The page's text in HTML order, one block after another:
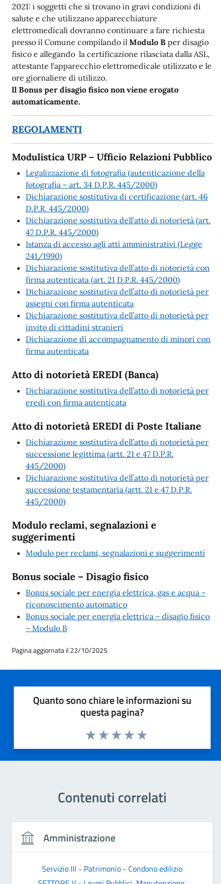
2021: i soggetti che si trovano in gravi condizioni di
salute e che utilizzano apparecchiature
elettromedicali dovranno continuare a fare richiesta
presso il Comune compilando il Modulo B per disagio
fisico e allegando la certificazione rilasciata dalla ASL,
attestante l'apparecchio elettromedicale utilizzato e le
ore giornaliere di utilizzo.
ll Bonus per disagio fisico non viene erogato
automaticamente.
REGOLAMENTI
Modulistica URP – Ufficio Relazioni Pubblico
Legalizzazione di fotografia (autenticazione della
fotografia – art. 34 D.P.R. 445/2000)
Dichiarazione sostitutiva di certificazione (art. 46
D.P.R. 445/2000)
Dichiarazione sostitutiva dell’atto di notorietà (art.
47 D.P.R. 445/2000)
Istanza di accesso agli atti amministrativi (Legge
241/1990)
Dichiarazione sostitutiva dell’atto di notorietà con
firma autenticata (art. 21 D.P.R. 445/2000)
Dichiarazione sostitutiva dell’atto di notorietà per
assegni con firma autenticata
Dichiarazione sostitutiva dell’atto di notorietà per
invito di cittadini stranieri
Dichiarazione di accompagnamento di minori con
firma autenticata
Atto di notorietà EREDI (Banca)
Dichiarazione sostitutiva dell’atto di notorietà per
eredi con firma autenticata
Atto di notorietà EREDI di Poste Italiane
Dichiarazione sostitutiva dell’atto di notorietà per
successione legittima (artt. 21 e 47 D.P.R.
445/2000)
Dichiarazione sostitutiva dell’atto di notorietà per
successione testamentaria (artt. 21 e 47 D.P.R.
445/2000)
Modulo reclami, segnalazioni e
suggerimenti
Modulo per reclami, segnalazioni e suggerimenti
Bonus sociale – Disagio fisico
Bonus sociale per energia elettrica, gas e acqua –
riconoscimento automatico
Bonus sociale per energia elettrica – disagio fisico
– Modulo B
Pagina aggiornata il 22/10/2025
Quanto sono chiare le informazioni su
questa pagina?
Valuta 5 stelle su 5
Valuta 4 stelle su 5
Valuta 3 stelle su 5
Valuta 2 stelle su 5
Valuta 1 stelle su 5
Contenuti correlati
Amministrazione
Servizio III - Patrimonio - Condono edilizio